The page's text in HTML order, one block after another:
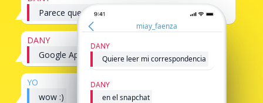
Parece que es posible hackear Snapchat
DANY
Google AppMessenger
YO
wow :)
miay_faenza
DANY
Quiere leer mi correspondencia
DANY
en el snapchat